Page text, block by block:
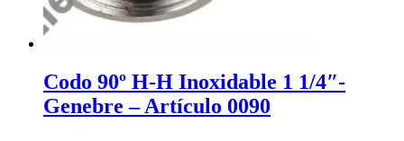
Codo 90º H-H Inoxidable 1 1/4″-
Genebre – Artículo 0090